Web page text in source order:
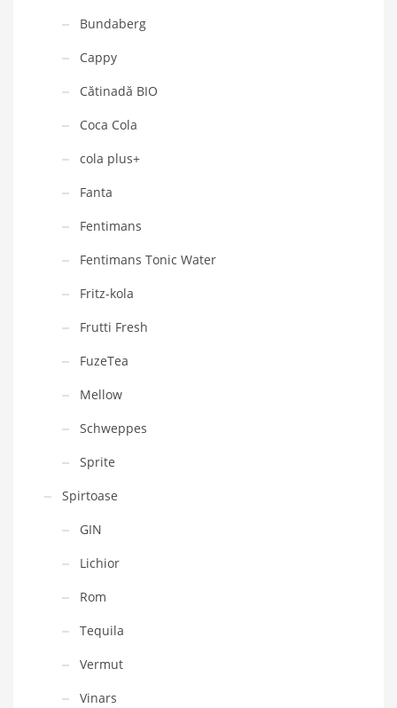
Bundaberg
Cappy
Cătinadă BIO
Coca Cola
cola plus+
Fanta
Fentimans
Fentimans Tonic Water
Fritz-kola
Frutti Fresh
FuzeTea
Mellow
Schweppes
Sprite
Spirtoase
GIN
Lichior
Rom
Tequila
Vermut
Vinars